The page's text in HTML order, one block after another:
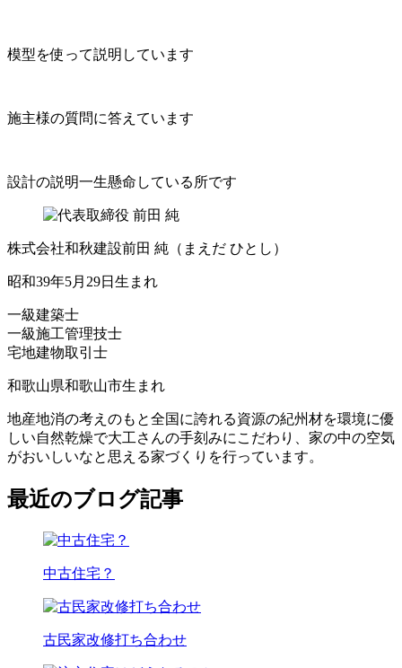
模型を使って説明しています
施主様の質問に答えています
設計の説明一生懸命している所です
株式会社和秋建設前田 純 （まえだ ひとし）
昭和39年5月29日生まれ
一級建築士
一級施工管理技士
宅地建物取引士
和歌山県和歌山市生まれ
地産地消の考えのもと全国に誇れる資源の紀州材を環境に優
しい自然乾燥で大工さんの手刻みにこだわり、家の中の空気
がおいしいなと思える家づくりを行っています。
最近のブログ記事
中古住宅？
古民家改修打ち合わせ